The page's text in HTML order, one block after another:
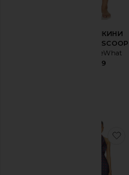
НИЗ БИКИНИ
CLASSIC SCOOP
WeWoreWhat
$69